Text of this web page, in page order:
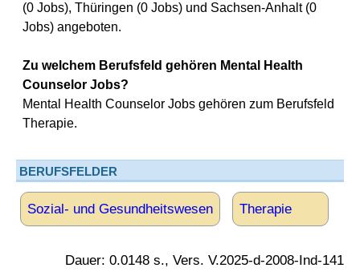
(0 Jobs), Thüringen (0 Jobs) und Sachsen-Anhalt (0
Jobs) angeboten.
Zu welchem Berufsfeld gehören Mental Health
Counselor Jobs?
Mental Health Counselor Jobs gehören zum Berufsfeld
Therapie.
BERUFSFELDER
Sozial- und Gesundheitswesen Therapie
Dauer: 0.0148 s., Vers. V.2025-d-2008-Ind-141